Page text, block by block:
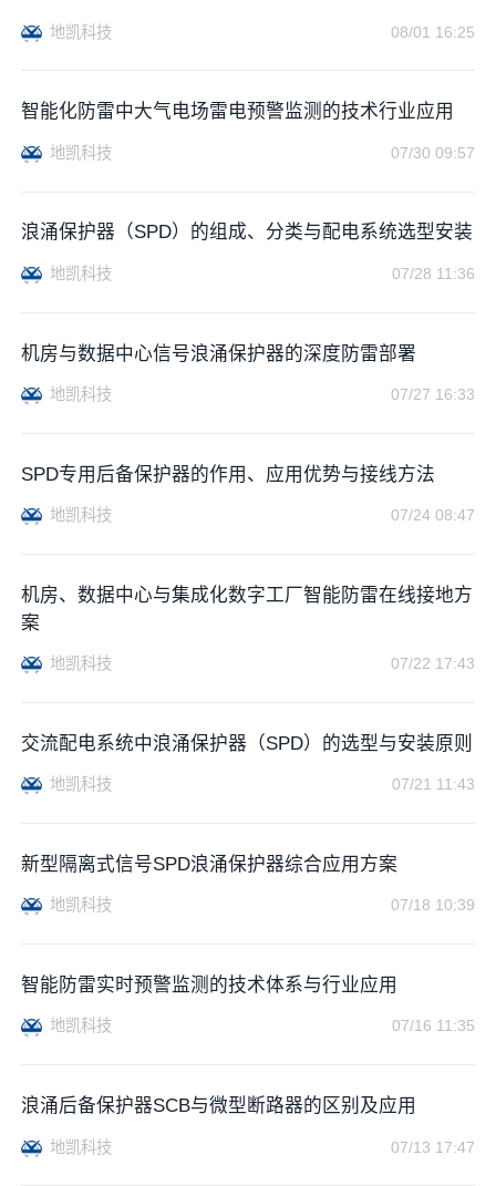
地凯科技 08/01 16:25
智能化防雷中大气电场雷电预警监测的技术行业应用
地凯科技 07/30 09:57
浪涌保护器（SPD）的组成、分类与配电系统选型安装
地凯科技 07/28 11:36
机房与数据中心信号浪涌保护器的深度防雷部署
地凯科技 07/27 16:33
SPD专用后备保护器的作用、应用优势与接线方法
地凯科技 07/24 08:47
机房、数据中心与集成化数字工厂智能防雷在线接地方
案
地凯科技 07/22 17:43
交流配电系统中浪涌保护器（SPD）的选型与安装原则
地凯科技 07/21 11:43
新型隔离式信号SPD浪涌保护器综合应用方案
地凯科技 07/18 10:39
智能防雷实时预警监测的技术体系与行业应用
地凯科技 07/16 11:35
浪涌后备保护器SCB与微型断路器的区别及应用
地凯科技 07/13 17:47